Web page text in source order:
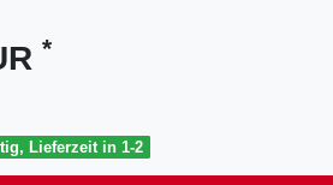
*
Lieferzeit in 1-2